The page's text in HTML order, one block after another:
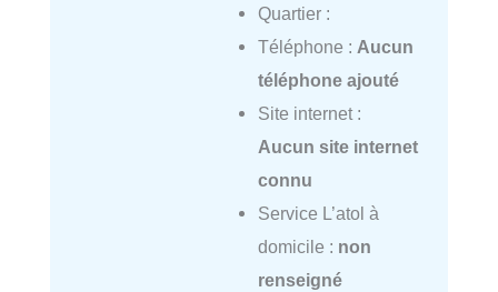
Quartier :
Téléphone : Aucun
téléphone ajouté
Site internet :
Aucun site internet
connu
Service L’atol à
domicile : non
renseigné